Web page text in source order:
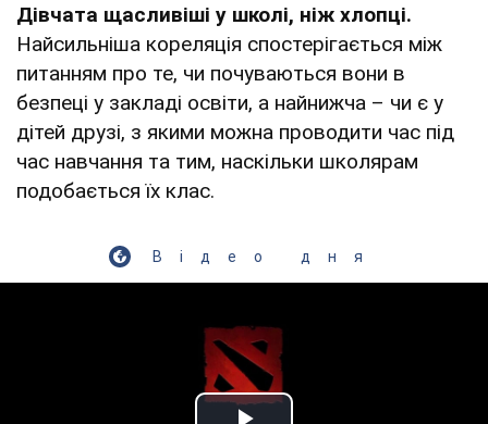
Дівчата щасливіші у школі, ніж хлопці.
Найсильніша кореляція спостерігається між
питанням про те, чи почуваються вони в
безпеці у закладі освіти, а найнижча – чи є у
дітей друзі, з якими можна проводити час під
час навчання та тим, наскільки школярам
подобається їх клас.
Відео дня